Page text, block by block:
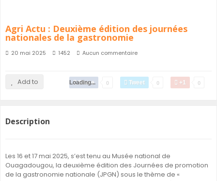
Agri Actu : Deuxième édition des journées
nationales de la gastronomie
20 mai 2025 1452 Aucun commentaire
Add to Share 0 Tweet 0 +1 0
Loading...
Description
Les 16 et 17 mai 2025, s’est tenu au Musée national de
Ouagadougou, la deuxième édition des Journées de promotion
de la gastronomie nationale (JPGN) sous le thème de «